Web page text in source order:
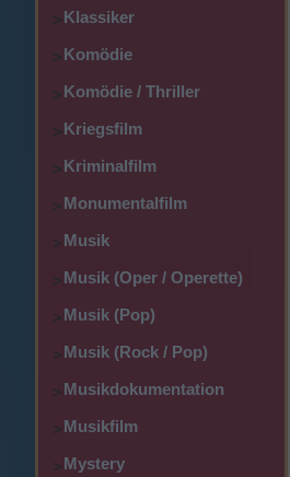
>Klassiker
>Komödie
>Komödie / Thriller
>Kriegsfilm
>Kriminalfilm
>Monumentalfilm
>Musik
>Musik (Oper / Operette)
>Musik (Pop)
>Musik (Rock / Pop)
>Musikdokumentation
>Musikfilm
>Mystery